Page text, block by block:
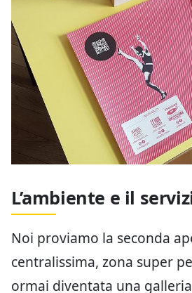
L’ambiente e il
Noi proviamo la seconda
centralissima, zona super
ormai diventata una